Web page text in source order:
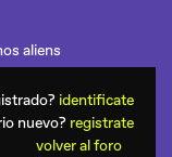
aliens
identificate
nuevo? registrate
volver al foro